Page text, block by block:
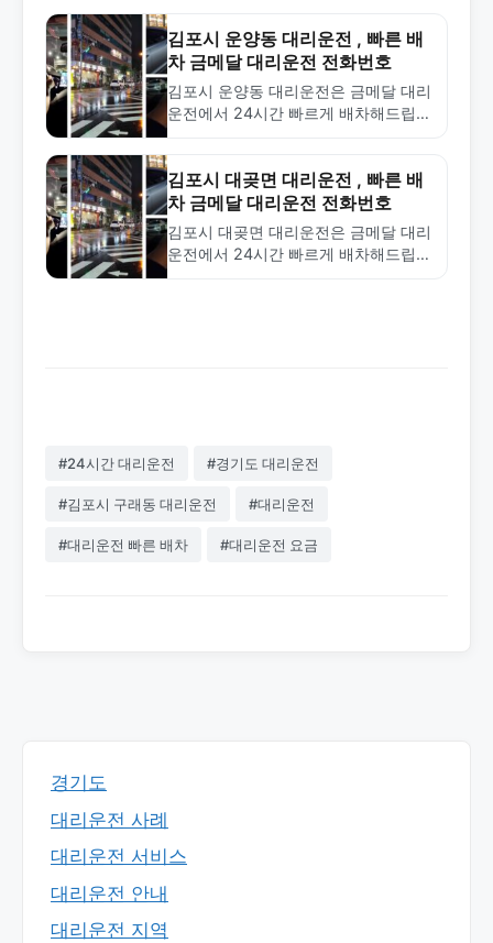
김포시 운양동 대리운전 , 빠른 배
차 금메달 대리운전 전화번호
김포시 운양동 대리운전은 금메달 대리
운전에서 24시간 빠르게 배차해드립니
4774로 전화하세요.
김포시 대곶면 대리운전 , 빠른 배
차 금메달 대리운전 전화번호
김포시 대곶면 대리운전은 금메달 대리
운전에서 24시간 빠르게 배차해드립니
#24시간 대리운전 #경기도 대리운전
#김포시 구래동 대리운전 #대리운전
#대리운전 빠른 배차 #대리운전 요금
경기도
대리운전 사례
대리운전 서비스
대리운전 안내
대리운전 지역